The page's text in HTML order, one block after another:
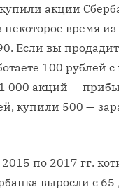
акции
время из
Если вы
100 рублей
000 акций —
купили 500 —
2015 по 2017 гг.
выросли с 65